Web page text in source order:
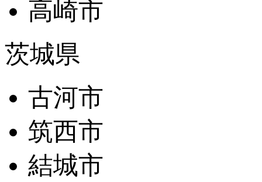
高崎市
茨城県
古河市
筑西市
結城市